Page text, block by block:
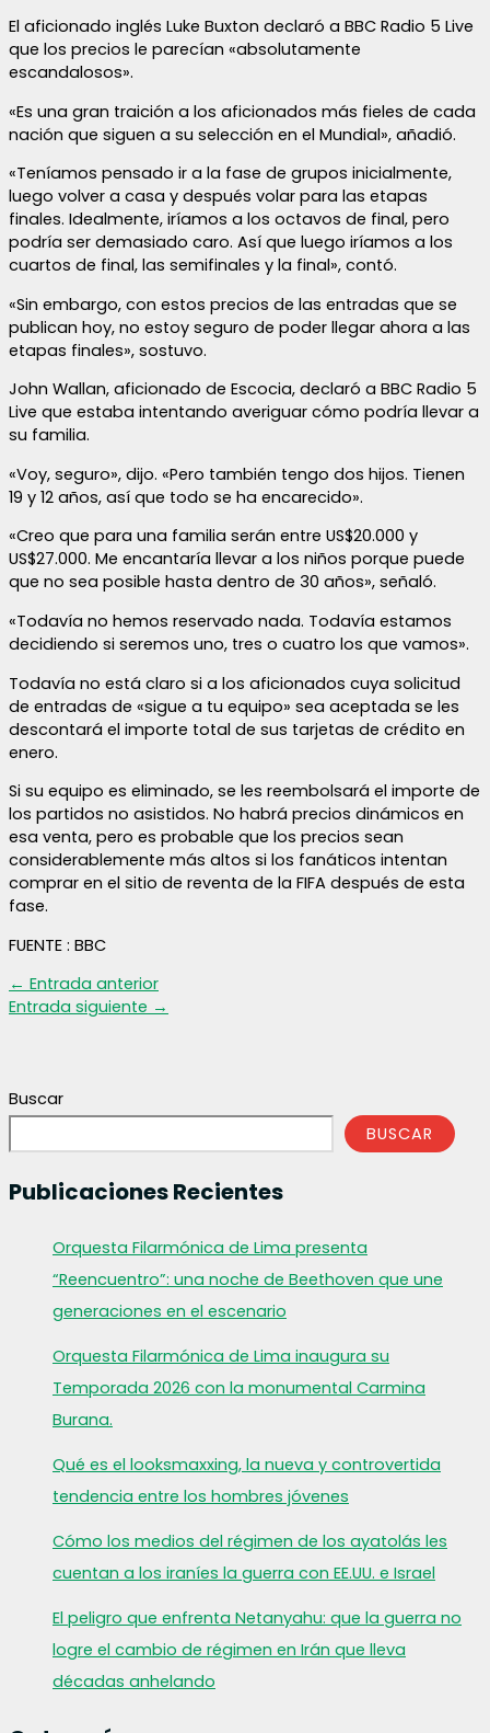
El aficionado inglés Luke Buxton declaró a BBC Radio 5 Live
que los precios le parecían «absolutamente
escandalosos».
«Es una gran traición a los aficionados más fieles de cada
nación que siguen a su selección en el Mundial», añadió.
«Teníamos pensado ir a la fase de grupos inicialmente,
luego volver a casa y después volar para las etapas
finales. Idealmente, iríamos a los octavos de final, pero
podría ser demasiado caro. Así que luego iríamos a los
cuartos de final, las semifinales y la final», contó.
«Sin embargo, con estos precios de las entradas que se
publican hoy, no estoy seguro de poder llegar ahora a las
etapas finales», sostuvo.
John Wallan, aficionado de Escocia, declaró a BBC Radio 5
Live que estaba intentando averiguar cómo podría llevar a
su familia.
«Voy, seguro», dijo. «Pero también tengo dos hijos. Tienen
19 y 12 años, así que todo se ha encarecido».
«Creo que para una familia serán entre US$20.000 y
US$27.000. Me encantaría llevar a los niños porque puede
que no sea posible hasta dentro de 30 años», señaló.
«Todavía no hemos reservado nada. Todavía estamos
decidiendo si seremos uno, tres o cuatro los que vamos».
Todavía no está claro si a los aficionados cuya solicitud
de entradas de «sigue a tu equipo» sea aceptada se les
descontará el importe total de sus tarjetas de crédito en
enero.
Si su equipo es eliminado, se les reembolsará el importe de
los partidos no asistidos. No habrá precios dinámicos en
esa venta, pero es probable que los precios sean
considerablemente más altos si los fanáticos intentan
comprar en el sitio de reventa de la FIFA después de esta
fase.
FUENTE : BBC
← Entrada anterior
Entrada siguiente →
Buscar
BUSCAR
Publicaciones Recientes
Orquesta Filarmónica de Lima presenta
“Reencuentro”: una noche de Beethoven que une
generaciones en el escenario
Orquesta Filarmónica de Lima inaugura su
Temporada 2026 con la monumental Carmina
Burana.
Qué es el looksmaxxing, la nueva y controvertida
tendencia entre los hombres jóvenes
Cómo los medios del régimen de los ayatolás les
cuentan a los iraníes la guerra con EE.UU. e Israel
El peligro que enfrenta Netanyahu: que la guerra no
logre el cambio de régimen en Irán que lleva
décadas anhelando